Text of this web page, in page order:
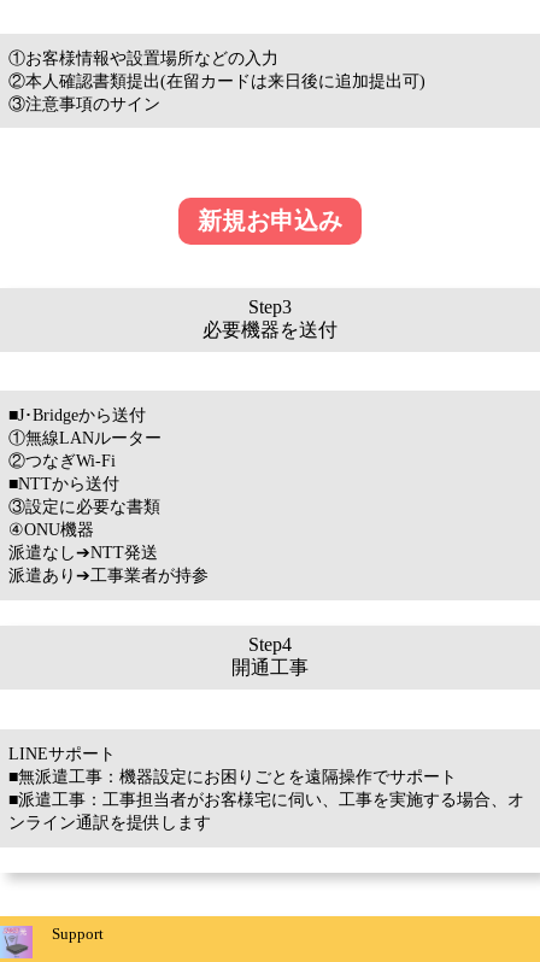
①お客様情報や設置場所などの入力
②本人確認書類提出(在留カードは来日後に追加提出可)
③注意事項のサイン
新規お申込み
Step3
必要機器を送付
■J･Bridgeから送付
①無線LANルーター
②つなぎWi-Fi
■NTTから送付
③設定に必要な書類
④ONU機器
派遣なし➔NTT発送
派遣あり➔工事業者が持参
Step4
開通工事
LINEサポート
■無派遣工事：機器設定にお困りごとを遠隔操作でサポート
■派遣工事：工事担当者がお客様宅に伺い、工事を実施する場合、オ
ンライン通訳を提供します
Support